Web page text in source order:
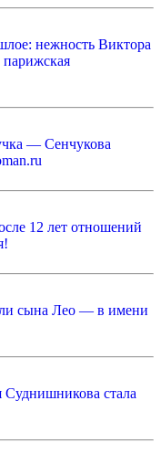
нежность Виктора
— Сенчукова
12 лет отношений
сына Лео — в имени
Суднишникова стала